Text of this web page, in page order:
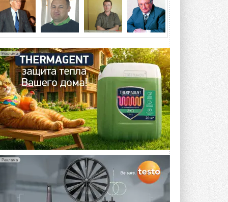
4 АВГУСТА 2026
Тепловые насосы в связке с
солнечной генерацией и
потребление на 60%
Исследователи из Италии установили ...
4 АВГУСТА 2026
«РУСКЛИМАТ Fest 2026» в Уфе
собрал свыше 700 профи
климатической отрасли
Организатором выступил торгово-
производственный холдинг ...
3 АВГУСТА 2026
«Датарк» испытал модульный
ЦОД с плотностью 54 кВт на
стойку
Испытания прошли на собственной
производственной площадке и были ...
3 АВГУСТА 2026
Реклама
Реклама